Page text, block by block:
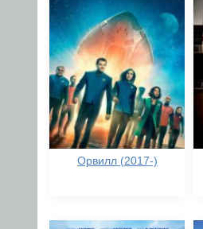
Орвилл (2017-)